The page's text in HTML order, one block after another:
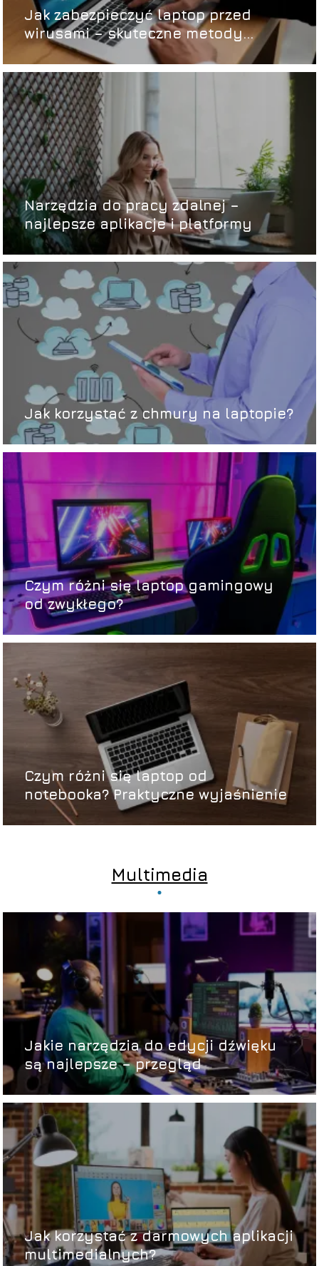
Jak zabezpieczyć laptop przed
wirusami – skuteczne metody
ochrony i zabezpieczania danych
Narzędzia do pracy zdalnej –
najlepsze aplikacje i platformy
Jak korzystać z chmury na laptopie?
Czym różni się laptop gamingowy
od zwykłego?
Czym różni się laptop od
notebooka? Praktyczne wyjaśnienie
Multimedia
Jakie narzędzia do edycji dźwięku
są najlepsze – przegląd
Jak korzystać z darmowych aplikacji
multimedialnych?